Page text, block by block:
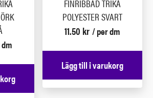
POLYESTER SVART
11.50 kr / per dm
Lägg till i varukorg